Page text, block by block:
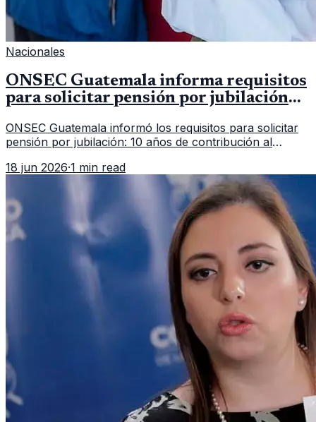
Nacionales
ONSEC Guatemala informa requisitos
para solicitar pensión por jubilación
ONSEC Guatemala informó los requisitos para solicitar
pensión por jubilación: 10 años de contribución al
importar edad.
18 jun 2026·1 min read